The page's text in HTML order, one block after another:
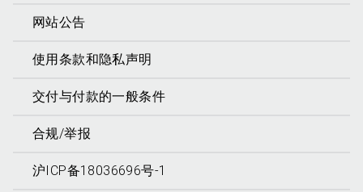
网站公告
使用条款和隐私声明
交付与付款的一般条件
合规/举报
沪ICP备18036696号-1